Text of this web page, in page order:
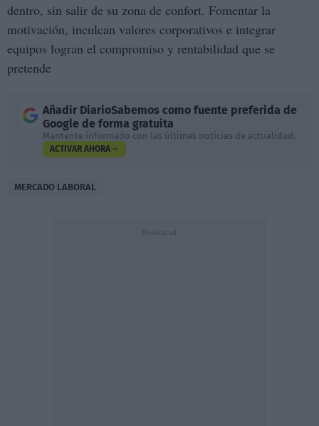
dentro, sin salir de su zona de confort. Fomentar la
motivación, inculcan valores corporativos e integrar
equipos logran el compromiso y rentabilidad que se
pretende
Añadir DiarioSabemos como fuente preferida de
Google de forma gratuita
Mantente informado con las últimas noticias de actualidad.
ACTIVAR AHORA
MERCADO LABORAL